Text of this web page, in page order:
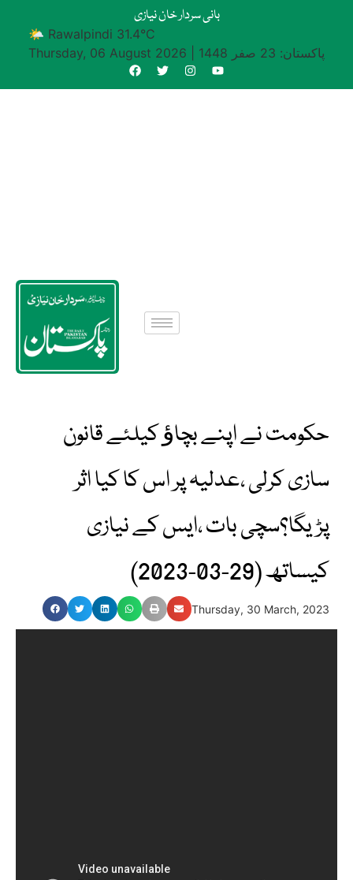
بانی سردار خان نیازی
🌤 Rawalpindi 31.4°C
Thursday, 06 August 2026
پاکستان: 23 صفر 1448
حکومت نے اپنے بچاﺅ کیلئے قانون
سازی کرلی ،عدلیہ پر اس کا کیا اثر
پڑیگا؟سچی بات ،ایس کے نیازی
کیساتھ (29-03-2023)
Thursday, 30 March, 2023